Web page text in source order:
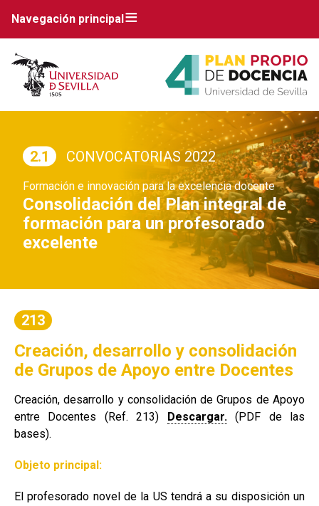
Navegación principal
2.1 CONVOCATORIAS 2022
Formación e innovación para la excelencia docente
Consolidación del Plan integral de
formación para un profesorado
excelente
213
Creación, desarrollo y consolidación
de Grupos de Apoyo entre Docentes
Creación, desarrollo y consolidación de Grupos de Apoyo
entre Docentes (Ref. 213)
Descargar.(PDF de las
bases).
Objeto principal:
El profesorado novel de la US tendrá a su disposición un